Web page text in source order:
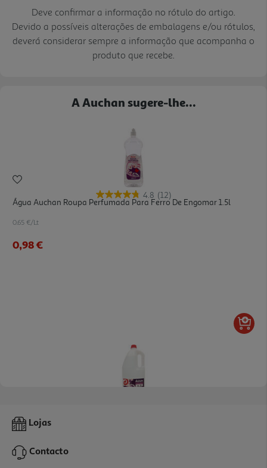
Deve confirmar a informação no rótulo do artigo.
Devido a possíveis alterações de embalagens e/ou rótulos,
deverá considerar sempre a informação que acompanha o
produto que recebe.
A Auchan sugere-lhe...
4.8 (12)
Água Auchan Roupa Perfumada Para Ferro De Engomar 1.5l
0.65 €/Lt
0,98 €
Água Auchan Roupa Perfumada Para Ferro De Engomar 5l
2,49 €
Lojas
Contacto